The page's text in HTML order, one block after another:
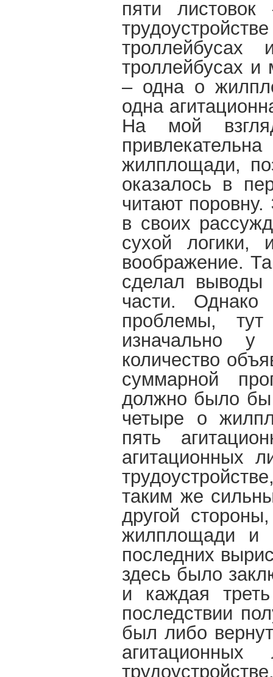
пяти
троллейбусах и
– одна о
одна
На мой
жилплощади,
оказалось в
читают
в своих
сухой логики,
воображение.
сделал выводы
части. Однако
проблемы,
изначально
количество
суммарной
должно было бы
четыре о
пять
агитационных
таким же
другой
жилплощади и
последних
здесь было
и каждая
последствии
был либо